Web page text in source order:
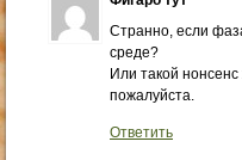
Странно, если
среде?
Или такой
пожалуйста.
Ответить